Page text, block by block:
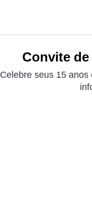
Convite
Celebre seus 15